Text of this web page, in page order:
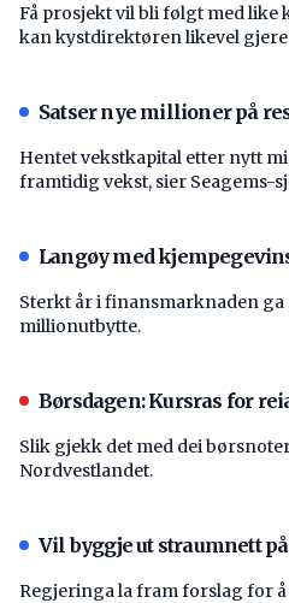
Få prosjekt vil bli følgt med
kan kystdirektøren likevel gjere
Satser nye millioner på
Hentet vekstkapital etter nytt
framtidig vekst, sier Seagems-
Langøy med
Sterkt år i finansmarknaden
millionutbytte.
Børsdagen: Kursras for
Slik gjekk det med dei
Nordvestlandet.
Vil byggje ut straumnett
Regjeringa la fram forslag for